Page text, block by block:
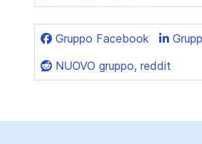
Gruppo Facebook
NUOVO gruppo, reddit